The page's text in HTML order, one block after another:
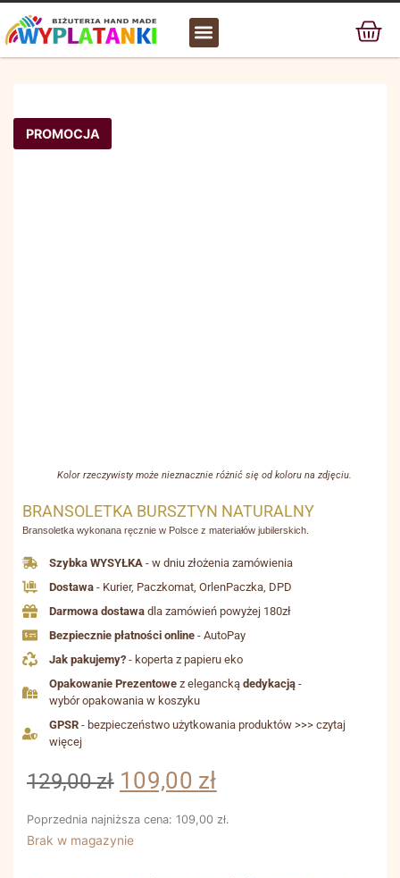
PROMOCJA
Kolor rzeczywisty może nieznacznie różnić się od koloru na zdjęciu.
BRANSOLETKA BURSZTYN NATURALNY
Bransoletka wykonana ręcznie w Polsce z materiałów jubilerskich.
Szybka WYSYŁKA - w dniu złożenia zamówienia
Dostawa - Kurier, Paczkomat, OrlenPaczka, DPD
Darmowa dostawa dla zamówień powyżej 180zł
Bezpiecznie płatności online - AutoPay
Jak pakujemy? - koperta z papieru eko
Opakowanie Prezentowe z eleganckądedykacją -
wybór opakowania w koszyku
GPSR - bezpieczeństwo użytkowania produktów >>> czytaj
więcej
129,00zł 109,00 zł
Poprzednia najniższa cena: 109,00 zł.
Brak w magazynie